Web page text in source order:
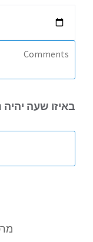
באיזו שעה יהיה